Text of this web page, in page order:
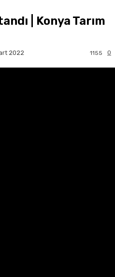
| Konya Tarım
2022 0
1155